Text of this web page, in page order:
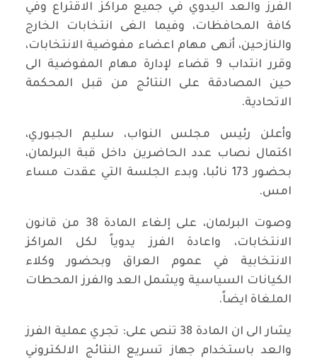
الفرز والعد اليدوي في جميع مراكز الاقتراع وفي
كافة المحافظات، وفيما الغى انتخابات الخارج
والنازحين، أنهى مهام اعضاء مفوضية الانتخابات،
وقرر انتداب 9 قضاء لإدارة مهام المفوضية الى
حين المصادقة على النتائج من قبل المحكمة
الاتحادية.
وأعلن رئيس مجلس النواب، سليم الجبوري،
اكتمال نصاب عدد الحاضرين داخل قبة البرلمان،
بحضور 173 نائبا، وبدء الجلسة التي عقدت مساء
امس.
وصوت البرلمان، على إلغاء المادة 38 من قانون
الانتخابات، واعادة الفرز يدوياً لكل المراكز
الانتخابية في عموم العراق وبحضور وكلاء
الكيانات السياسية ويشمل العد والفرز المحطات
الملغاة ايضاً.
يشار الى ان المادة 38 تنص على: تجري عملية الفرز
والعد باستخدام جهاز تسريع النتائج الالكتروني